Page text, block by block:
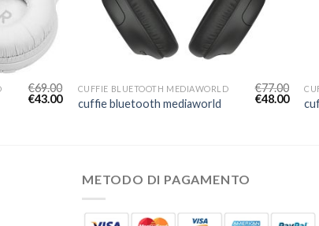
€69.00
€43.00
CUFFIE BLUETOOTH MEDIAWORLD
cuffie bluetooth mediaworld
€77.00
€48.00
METODO DI PAGAMENTO